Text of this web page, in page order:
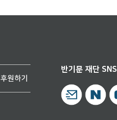
후원하기
반기문 재단 SNS